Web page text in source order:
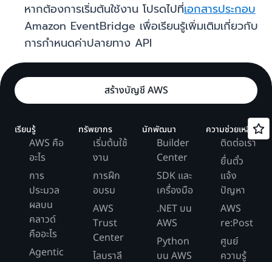
หากต้องการเริ่มต้นใช้งาน โปรดไปที่เอกสารประกอบ
Amazon EventBridge เพื่อเรียนรู้เพิ่มเติมเกี่ยวกับ
การกำหนดค่าปลายทาง API
สร้างบัญชี AWS
เรียนรู้
AWS คือ
อะไร
การ
ประมวล
ผลบน
คลาวด์
คืออะไร
Agentic
ทรัพยากร
เริ่มต้นใช้
งาน
การฝึก
อบรม
AWS
Trust
Center
ไลบราลี
นักพัฒนา
Builder
Center
SDK และ
เครื่องมือ
.NET บน
AWS
Python
บน AWS
ความช่วยเหลือ
ติดต่อเรา
ยื่นตั๋ว
แจ้ง
ปัญหา
AWS
re:Post
ศูนย์
ความรู้